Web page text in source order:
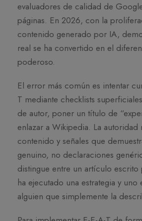
evaluadores de calidad de
páginas. En 2026, con la
contenido generado por IA,
real se ha convertido en el
poderoso.
El error más común es intentar
T mediante checklists
de autor, poner un título de
enlazar a Wikipedia. La autoridad
contenido y señales que
genuino, no declaraciones
distingue entre un artículo
ha ejecutado una estrategia y
alguien que simplemente la